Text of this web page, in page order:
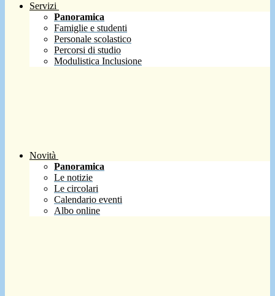
Servizi
Panoramica
Famiglie e studenti
Personale scolastico
Percorsi di studio
Modulistica Inclusione
Novità
Panoramica
Le notizie
Le circolari
Calendario eventi
Albo online